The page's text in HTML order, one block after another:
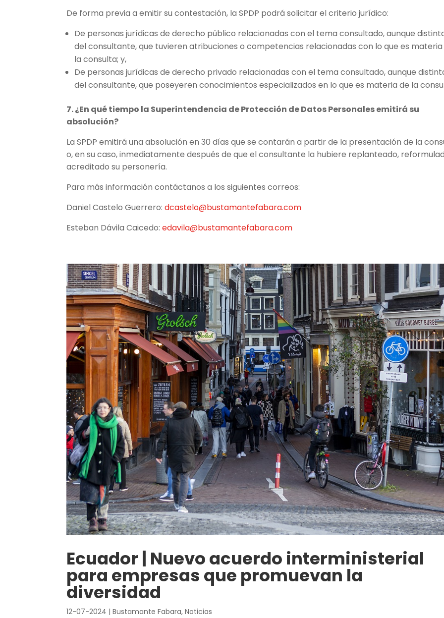
De forma previa a emitir su contestación, la SPDP podrá solicitar el criterio jurídico:
De personas jurídicas de derecho público relacionadas con el tema consultado, aunque
del consultante, que tuvieren atribuciones o competencias relacionadas con lo que es materia
la consulta; y,
De personas jurídicas de derecho privado relacionadas con el tema consultado, aunque
del consultante, que poseyeren conocimientos especializados en lo que es materia de la
7. ¿En qué tiempo la Superintendencia de Protección de Datos Personales emitirá su
absolución?
La SPDP emitirá una absolución en 30 días que se contarán a partir de la presentación de la
o, en su caso, inmediatamente después de que el consultante la hubiere replanteado,
acreditado su personería.
Para más información contáctanos a los siguientes correos:
Daniel Castelo Guerrero:dcastelo@bustamantefabara.com
Esteban Dávila Caicedo:edavila@bustamantefabara.com
Ecuador | Nuevo acuerdo interministerial
para empresas que promuevan la
diversidad
12-07-2024 |Bustamante Fabara,Noticias